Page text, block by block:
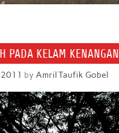
PADA KELAM KENANGAN
by Amril Taufik Gobel